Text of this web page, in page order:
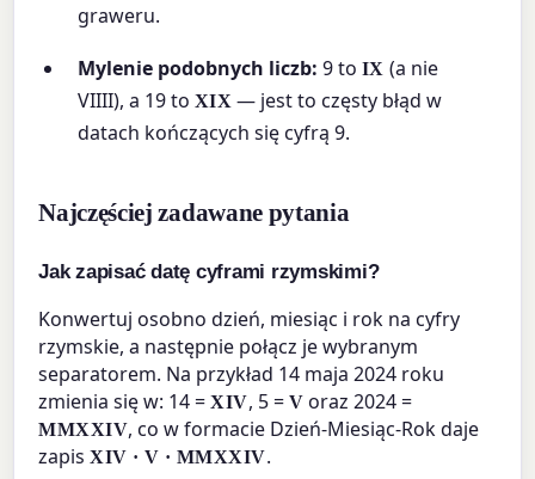
graweru.
Mylenie podobnych liczb: 9 to IX (a nie
VIIII), a 19 to XIX — jest to częsty błąd w
datach kończących się cyfrą 9.
Najczęściej zadawane pytania
Jak zapisać datę cyframi rzymskimi?
Konwertuj osobno dzień, miesiąc i rok na cyfry
rzymskie, a następnie połącz je wybranym
separatorem. Na przykład 14 maja 2024 roku
zmienia się w: 14 =XIV, 5 = V oraz 2024 =
MMXXIV, co w formacie Dzień-Miesiąc-Rok daje
zapisXIV · V · MMXXIV.